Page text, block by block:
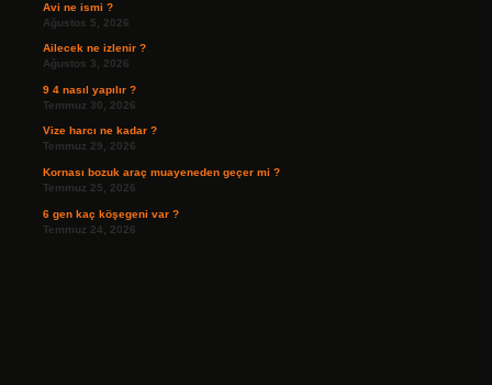
Avi ne ismi ?
Ağustos 5, 2026
Ailecek ne izlenir ?
Ağustos 3, 2026
9 4 nasıl yapılır ?
Temmuz 30, 2026
Vize harcı ne kadar ?
Temmuz 29, 2026
Kornası bozuk araç muayeneden geçer mi ?
Temmuz 25, 2026
6 gen kaç köşegeni var ?
Temmuz 24, 2026